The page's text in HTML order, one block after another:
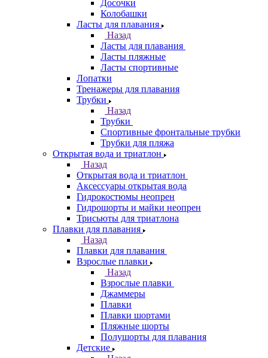
Досочки
Колобашки
Ласты для плавания
Назад
Ласты для плавания
Ласты пляжные
Ласты спортивные
Лопатки
Тренажеры для плавания
Трубки
Назад
Трубки
Спортивные фронтальные трубки
Трубки для пляжа
Открытая вода и триатлон
Назад
Открытая вода и триатлон
Аксессуары открытая вода
Гидрокостюмы неопрен
Гидрошорты и майки неопрен
Трисьюты для триатлона
Плавки для плавания
Назад
Плавки для плавания
Взрослые плавки
Назад
Взрослые плавки
Джаммеры
Плавки
Плавки шортами
Пляжные шорты
Полушорты для плавания
Детские